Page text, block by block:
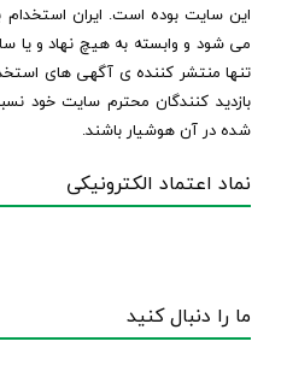
این سایت بوده است. ایران
می شود و وابسته به هیچ نهاد و یا
تنها منتشر کننده ی آگهی های
بازدید کنندگان محترم سایت خود
شده در آن هوشیار باشند.
نماد اعتماد الکترونیکی
ما را دنبال کنید